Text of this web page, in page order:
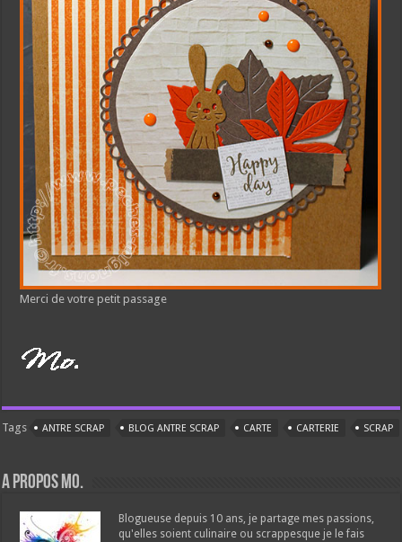
Merci de votre petit passage
Tags ANTRE SCRAP BLOG ANTRE SCRAP CARTE CARTERIE SCRAP
A propos Mo.
Blogueuse depuis 10 ans, je partage mes passions,
qu'elles soient culinaire ou scrappesque je le fais